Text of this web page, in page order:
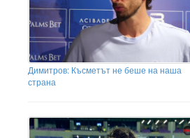
Димитров: Късметът не беше на наша
страна